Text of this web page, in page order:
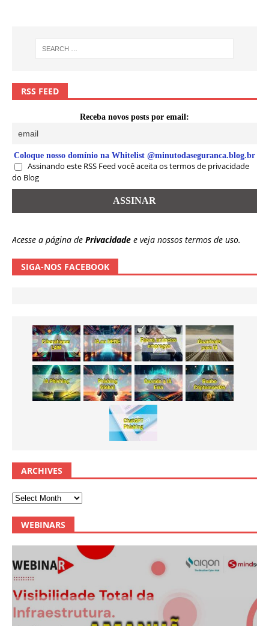
RSS FEED
Receba novos posts por email:
Coloque nosso domínio na Whitelist @minutodaseguranca.blog.br
Assinando este RSS Feed você aceita os termos de privacidade
do Blog
Acesse a página de Privacidade e veja nossos termos de uso.
SIGA-NOS FACEBOOK
ARCHIVES
WEBINARS